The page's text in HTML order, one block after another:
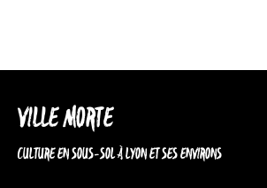
VILLE MORTE
CULTURE EN SOUS-SOL À LYON ET SES ENVIRONS